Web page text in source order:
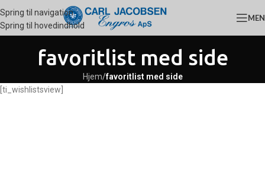
Spring til navigation
Spring til hovedindhold
favoritlist med side
Hjem/favoritlist med side
[ti_wishlistsview]